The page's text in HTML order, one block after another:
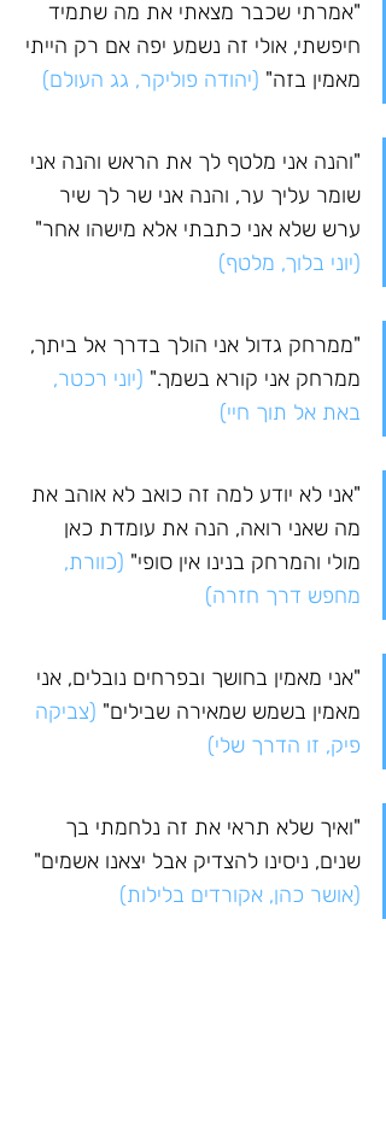
"אמרתי שכבר מצאתי את מה שתמיד
חיפשתי, אולי זה נשמע יפה אם רק הייתי
מאמין בזה" (יהודה פוליקר, גג העולם)
"והנה אני מלטף לך את הראש והנה אני
שומר עליך ער, והנה אני שר לך שיר
ערש שלא אני כתבתי אלא מישהו אחר"
(יוני בלוך, מלטף)
"ממרחק גדול אני הולך בדרך אל ביתך,
ממרחק אני קורא בשמך." (יוני רכטר,
באת אל תוך חיי)
"אני לא יודע למה זה כואב לא אוהב את
מה שאני רואה, הנה את עומדת כאן
מולי והמרחק בנינו אין סופי" (כוורת,
מחפש דרך חזרה)
"אני מאמין בחושך ובפרחים נובלים, אני
מאמין בשמש שמאירה שבילים" (צביקה
פיק, זו הדרך שלי)
"ואיך שלא תראי את זה נלחמתי בך
שנים, ניסינו להצדיק אבל יצאנו אשמים"
(אושר כהן, אקורדים בלילות)